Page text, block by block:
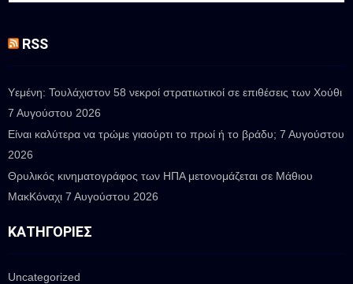
RSS
Υεμένη: Τουλάχιστον 58 νεκροί στρατιωτικοί σε επιθέσεις των Χούθι
7 Αυγούστου 2026
Είναι καλύτερα να τρώμε γιαούρτι το πρωί ή το βράδυ; 7 Αυγούστου
2026
Θρυλικός κινηματογράφος των ΗΠΑ μετονομάζεται σε Μάθιου
ΜακΚόναχι 7 Αυγούστου 2026
ΚΑΤΗΓΟΡΊΕΣ
Uncategorized